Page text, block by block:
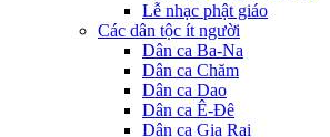
Lễ nhạc phật giáo
Các dân tộc ít người
Dân ca Ba-Na
Dân ca Chăm
Dân ca Dao
Dân ca Ê-Đê
Dân ca Gia Rai